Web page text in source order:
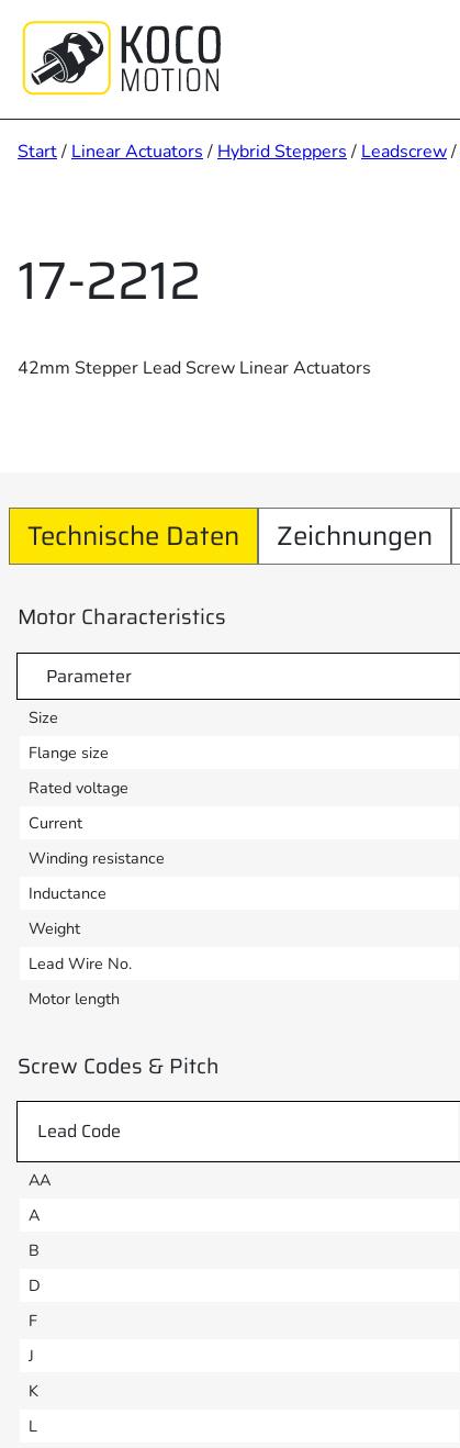
springen
Start/ Linear Actuators / Hybrid Steppers / Leadscrew/
17-2212
42mm Stepper Lead Screw Linear Actuators
Technische Daten Zeichnungen
Motor Characteristics
Parameter
Size
Flange size
Rated voltage
Current
Winding resistance
Inductance
Weight
Lead Wire No.
Motor length
Screw Codes & Pitch
Lead Code
AA
A
B
D
F
J
K
L